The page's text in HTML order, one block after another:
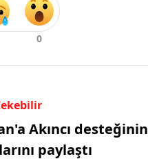
Akıncı desteğinin
paylaştı